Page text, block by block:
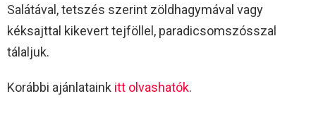
Salátával, tetszés szerint zöldhagymával vagy
kéksajttal kikevert tejföllel, paradicsomszósszal
tálaljuk.
Korábbi ajánlataink itt olvashatók.